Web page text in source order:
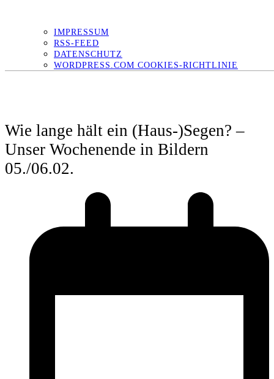
IMPRESSUM
RSS-FEED
DATENSCHUTZ
WORDPRESS.COM COOKIES-RICHTLINIE
Wie lange hält ein (Haus-)Segen? –
Unser Wochenende in Bildern
05./06.02.